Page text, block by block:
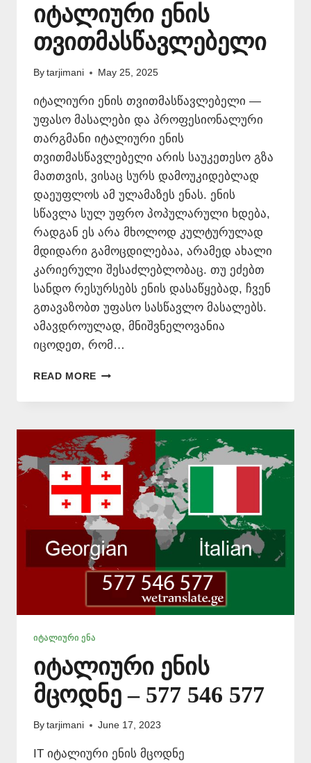
იტალიური ენის
თვითმასწავლებელი
By tarjimani May 25, 2025
იტალიური ენის თვითმასწავლებელი —
უფასო მასალები და პროფესიონალური
თარგმანი იტალიური ენის
თვითმასწავლებელი არის საუკეთესო გზა
მათთვის, ვისაც სურს დამოუკიდებლად
დაეუფლოს ამ ულამაზეს ენას. ენის
სწავლა სულ უფრო პოპულარული ხდება,
რადგან ეს არა მხოლოდ კულტურულად
მდიდარი გამოცდილებაა, არამედ ახალი
კარიერული შესაძლებლობაც. თუ ეძებთ
სანდო რესურსებს ენის დასაწყებად, ჩვენ
გთავაზობთ უფასო სასწავლო მასალებს.
ამავდროულად, მნიშვნელოვანია
იცოდეთ, რომ…
READ MORE ᲘᲢᲐᲚᲘᲣᲠᲘ
ᲗᲕᲘᲗᲛᲐᲡᲬᲐᲕᲚᲔᲑᲔᲚᲘ
ᲘᲢᲐᲚᲘᲣᲠᲘ ᲔᲜᲐ
იტალიური ენის
მცოდნე – 577 546 577
By tarjimani June 17, 2023
IT იტალიური ენის მცოდნე